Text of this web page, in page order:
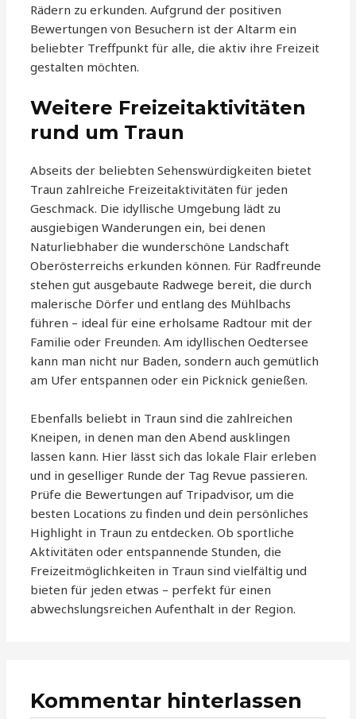
Rädern zu erkunden. Aufgrund der positiven
Bewertungen von Besuchern ist der Altarm ein
beliebter Treffpunkt für alle, die aktiv ihre Freizeit
gestalten möchten.
Weitere Freizeitaktivitäten
rund um Traun
Abseits der beliebten Sehenswürdigkeiten bietet
Traun zahlreiche Freizeitaktivitäten für jeden
Geschmack. Die idyllische Umgebung lädt zu
ausgiebigen Wanderungen ein, bei denen
Naturliebhaber die wunderschöne Landschaft
Oberösterreichs erkunden können. Für Radfreunde
stehen gut ausgebaute Radwege bereit, die durch
malerische Dörfer und entlang des Mühlbachs
führen – ideal für eine erholsame Radtour mit der
Familie oder Freunden. Am idyllischen Oedtersee
kann man nicht nur Baden, sondern auch gemütlich
am Ufer entspannen oder ein Picknick genießen.
Ebenfalls beliebt in Traun sind die zahlreichen
Kneipen, in denen man den Abend ausklingen
lassen kann. Hier lässt sich das lokale Flair erleben
und in geselliger Runde der Tag Revue passieren.
Prüfe die Bewertungen auf Tripadvisor, um die
besten Locations zu finden und dein persönliches
Highlight in Traun zu entdecken. Ob sportliche
Aktivitäten oder entspannende Stunden, die
Freizeitmöglichkeiten in Traun sind vielfältig und
bieten für jeden etwas – perfekt für einen
abwechslungsreichen Aufenthalt in der Region.
Kommentar hinterlassen